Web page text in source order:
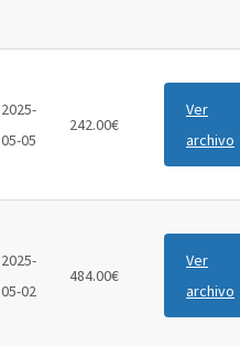
2025-
05-05
242.00€
Ver
archivo
2025-
05-02
484.00€
Ver
archivo